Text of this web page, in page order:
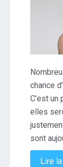
chance
C’est un
elles
sont
Lire